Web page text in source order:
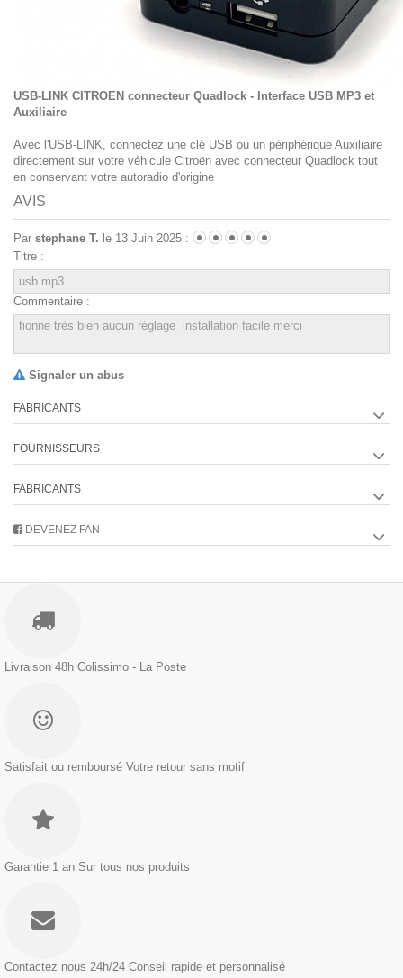
USB-LINK CITROEN connecteur Quadlock - Interface USB MP3 et
Auxiliaire
Avec l'USB-LINK, connectez une clé USB ou un périphérique Auxiliaire
directement sur votre véhicule Citroën avec connecteur Quadlock tout
en conservant votre autoradio d'origine
AVIS
Par stephane T. le 13 Juin 2025 :
Titre :
Commentaire :
Signaler un abus
FABRICANTS
FOURNISSEURS
FABRICANTS
DEVENEZ FAN
Livraison 48h Colissimo - La Poste
Satisfait ou remboursé Votre retour sans motif
Garantie 1 an Sur tous nos produits
Contactez nous 24h/24 Conseil rapide et personnalisé